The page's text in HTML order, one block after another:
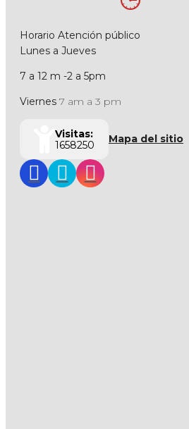
Horario Atención público
Lunes a Jueves
7 a 12 m -2 a 5pm
Viernes 7 am a 3 pm
Visitas:
1658250
Mapa del sitio